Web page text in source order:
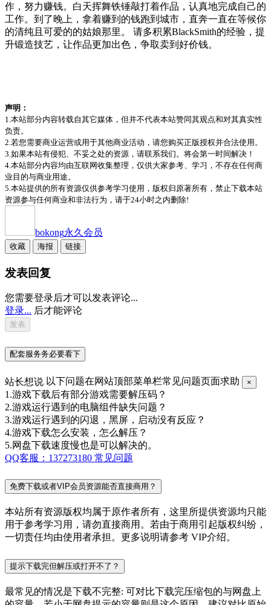
作，努力赚钱。白天挥舞铁锤敲打着作品，认真地完成自己的
工作。到了晚上，拿着赚到的钱跑到城市，直奔一直在等候你
的清纯且可爱的的姑娘那里。 请多积累BlackSmith的经验，提
升锻造技艺，让作品更加出色，争取卖到好价钱。
声明：
1.本站部分内容转载自其它媒体，但并不代表本站赞同其观点和对其真实性
负责。
2.若您需要商业运营或用于其他商业活动，请您购买正版授权并合法使用。
3.如果本站有侵犯、不妥之处的资源，请联系我们。将会第一时间解决！
4.本站部分内容均由互联网收集整理，仅供大家参考、学习，不存在任何商
业目的与商业用途。
5.本站提供的所有资源仅供参考学习使用，版权归原著所有，禁止下载本站
资源参与任何商业和非法行为，请于24小时之内删除!
bokong永久会员
收藏 海报 链接
发表回复
您需要登录后才可以发表评论...
登录... 后才能评论
配套服务务必要看下
站长想说 以下问题在网站顶部菜单栏常见问题页面求助 ×
1.游戏下载后有部分游戏需要解压码？
2.游戏运行遇到的电脑组件缺失问题？
3.游戏运行遇到的闪退，黑屏，启动没有反应？
4.游戏下载怎么安装，怎么解压？
5.网盘下载速度慢也是可以解决的。
QQ客服：137273180 常见问题
免费下载或者VIP会员资源能否直接商用？
本站所有资源版权均属于原作者所有，这里所提供资源均只能
用于参考学习用，请勿直接商用。若由于商用引起版权纠纷，
一切责任均由使用者承担。更多说明请参考 VIP介绍。
提示下载完但解压或打开不了？
最常见的情况是下载不完整: 可对比下载完压缩包的与网盘上